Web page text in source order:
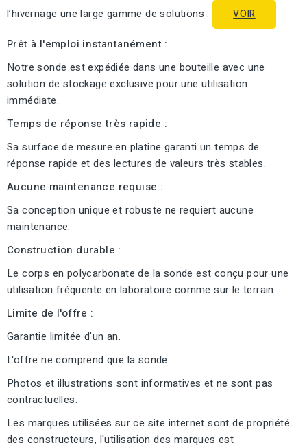
l’hivernage une large gamme de solutions :
VOIR
Prêt à l'emploi instantanément :
Notre sonde est expédiée dans une bouteille avec une
solution de stockage exclusive pour une utilisation
immédiate.
Temps de réponse très rapide :
Sa surface de mesure en platine garanti un temps de
réponse rapide et des lectures de valeurs très stables.
Aucune maintenance requise :
Sa conception unique et robuste ne requiert aucune
maintenance.
Construction durable :
Le corps en polycarbonate de la sonde est conçu pour une
utilisation fréquente en laboratoire comme sur le terrain.
Limite de l'offre :
Garantie limitée d'un an.
L'offre ne comprend que la sonde.
Photos et illustrations sont informatives et ne sont pas
contractuelles.
Les marques utilisées sur ce site internet sont de propriété
des constructeurs, l'utilisation des marques est